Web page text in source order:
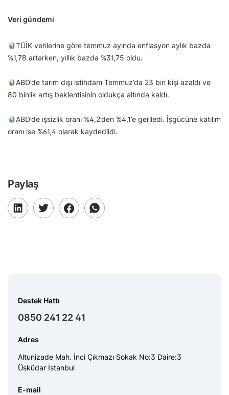
Veri gündemi
TÜİK verilerine göre temmuz ayında enflasyon aylık bazda
%1,78 artarken, yıllık bazda %31,75 oldu.
ABD’de tarım dışı istihdam Temmuz’da 23 bin kişi azaldı ve
80 binlik artış beklentisinin oldukça altında kaldı.
ABD’de işsizlik oranı %4,2’den %4,1’e geriledi. İşgücüne katılım
oranı ise %61,4 olarak kaydedildi.
Paylaş
Destek Hattı
0850 241 22 41
Adres
Altunizade Mah. İnci Çıkmazı Sokak No:3 Daire:3
Üsküdar İstanbul
E-mail